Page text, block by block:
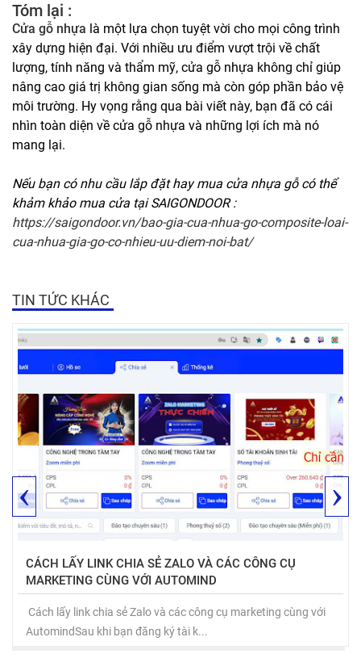
Tóm lại :
Cửa gỗ nhựa là một lựa chọn tuyệt vời cho mọi công trình
xây dựng hiện đại. Với nhiều ưu điểm vượt trội về chất
lượng, tính năng và thẩm mỹ, cửa gỗ nhựa không chỉ giúp
nâng cao giá trị không gian sống mà còn góp phần bảo vệ
môi trường. Hy vọng rằng qua bài viết này, bạn đã có cái
nhìn toàn diện về cửa gỗ nhựa và những lợi ích mà nó
mang lại.
Nếu bạn có nhu cầu lắp đặt hay mua cửa nhựa gỗ có thể
khảm khảo mua cửa tại SAIGONDOOR :
https://saigondoor.vn/bao-gia-cua-nhua-go-composite-loai-
cua-nhua-gia-go-co-nhieu-uu-diem-noi-bat/
TIN TỨC KHÁC
CÁCH LẤY LINK CHIA SẺ ZALO VÀ CÁC CÔNG CỤ
MARKETING CÙNG VỚI AUTOMIND
Cách lấy link chia sẻ Zalo và các công cụ marketing cùng với
AutomindSau khi bạn đăng ký tài k...
‹ ›